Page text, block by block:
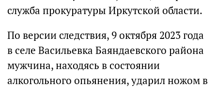
служба прокуратуры Иркутской области.
По версии следствия, 9 октября 2023 года
в селе Васильевка Баяндаевского района
мужчина, находясь в состоянии
алкогольного опьянения, ударил ножом в